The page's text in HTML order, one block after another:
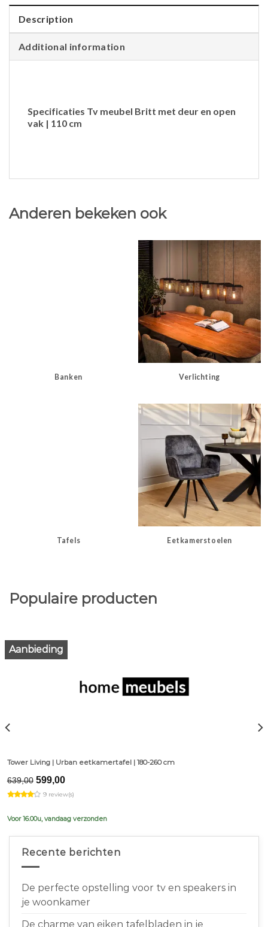
Description
Additional information
Specificaties Tv meubel Britt met deur en open
vak | 110 cm
Anderen bekeken ook
Banken Verlichting
Tafels Eetkamerstoelen
Populaire producten
Aanbieding
Tower Living | Urban eetkamertafel | 180-260 cm
639,00 Original
price
was:
599,00Current
is:
9 review(s)
Voor 16.00u, vandaag verzonden
Recente berichten
De perfecte opstelling voor tv en speakers in
je woonkamer
De charme van eiken tafelbladen in je